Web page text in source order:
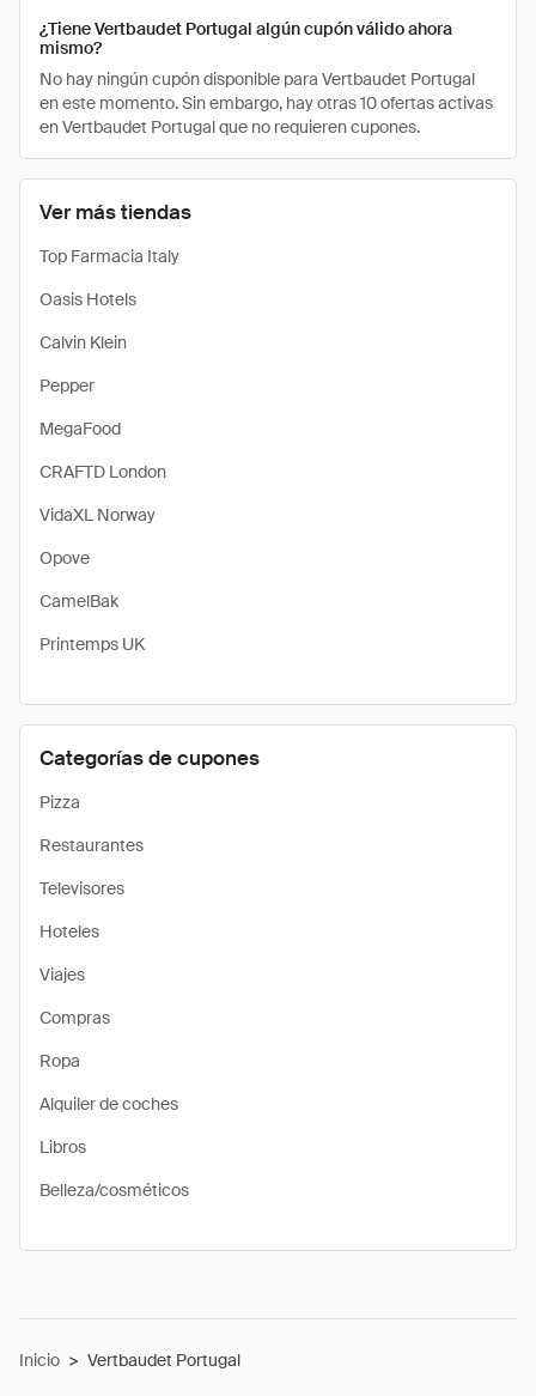
Ver más tiendas
Top Farmacia Italy
Oasis Hotels
Calvin Klein
Pepper
MegaFood
CRAFTD London
VidaXL Norway
Opove
CamelBak
Printemps UK
Categorías de cupones
Pizza
Restaurantes
Televisores
Hoteles
Viajes
Compras
Ropa
Alquiler de coches
Libros
Belleza/cosméticos
¿Tiene Vertbaudet Portugal algún cupón válido ahora
mismo?
No hay ningún cupón disponible para Vertbaudet Portugal
en este momento. Sin embargo, hay otras 10 ofertas activas
en Vertbaudet Portugal que no requieren cupones.
Inicio > Vertbaudet Portugal